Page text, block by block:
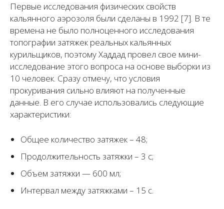
Первые исследования физических свойств
кальянного аэрозоля были сделаны в 1992 [7]. В те
времена не было полноценного исследования
топографии затяжек реальных кальянных
курильщиков, поэтому Хаддад провел свое мини-
исследование этого вопроса на основе выборки из
10 человек. Сразу отмечу, что условия
прокуривания сильно влияют на полученные
данные. В его случае использовались следующие
характеристики:
Общее количество затяжек – 48;
Продолжительность затяжки – 3 с;
Объем затяжки — 600 мл;
Интервал между затяжками – 15 с.